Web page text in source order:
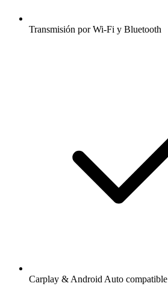
Transmisión por Wi-Fi y Bluetooth
Carplay & Android Auto compatible